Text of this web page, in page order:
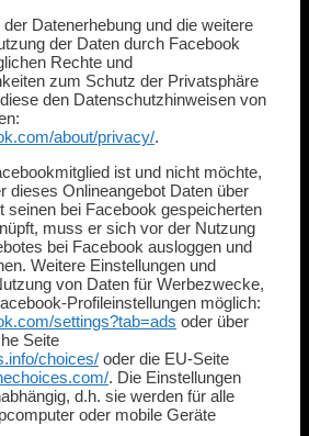
Datenerhebung und die weitere
der Daten durch Facebook
Rechte und
zum Schutz der Privatsphäre
den Datenschutzhinweisen von
about/privacy/.
ist und nicht möchte,
dieses Onlineangebot Daten über
seinen bei Facebook gespeicherten
muss er sich vor der Nutzung
bei Facebook ausloggen und
Weitere Einstellungen und
von Daten für Werbezwecke,
Profileinstellungen möglich:
settings?tab=ads oder über
Seite
choices/ oder die EU-Seite
. Die Einstellungen
d.h. sie werden für alle
oder mobile Geräte